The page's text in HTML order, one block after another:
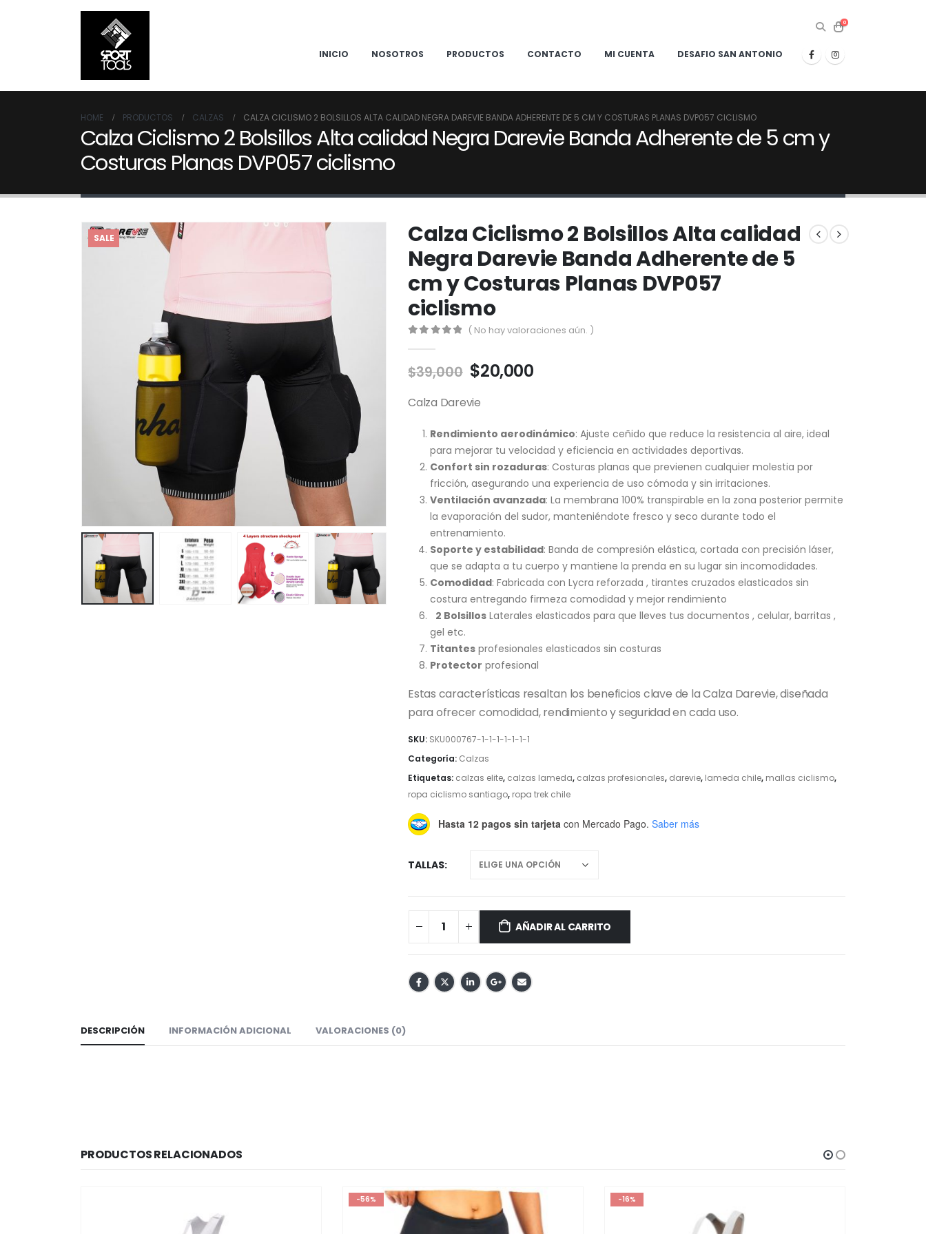
0
INICIO NOSOTROS PRODUCTOS CONTACTO MI CUENTA DESAFIO SAN ANTONIO
HOME PRODUCTOS CALZAS CALZA CICLISMO 2 BOLSILLOS ALTA CALIDAD NEGRA DAREVIE BANDA ADHERENTE DE 5 CM Y COSTURAS PLANAS DVP057 CICLISMO
Calza Ciclismo 2 Bolsillos Alta calidad Negra Darevie Banda Adherente de 5 cm y
Costuras Planas DVP057 ciclismo
SALE
Calza Ciclismo 2 Bolsillos Alta calidad
Negra Darevie Banda Adherente de 5
cm y Costuras Planas DVP057
ciclismo
( No hay valoraciones aún. )
$39,000 El
precio
original
$39,000.
$20,000El
$20,000.
Calza Darevie
Rendimiento aerodinámico: Ajuste ceñido que reduce la resistencia al aire, ideal
para mejorar tu velocidad y eficiencia en actividades deportivas.
Confort sin rozaduras: Costuras planas que previenen cualquier molestia por
fricción, asegurando una experiencia de uso cómoda y sin irritaciones.
Ventilación avanzada: La membrana 100% transpirable en la zona posterior permite
la evaporación del sudor, manteniéndote fresco y seco durante todo el
entrenamiento.
Soporte y estabilidad: Banda de compresión elástica, cortada con precisión láser,
que se adapta a tu cuerpo y mantiene la prenda en su lugar sin incomodidades.
Comodidad: Fabricada con Lycra reforzada , tirantes cruzados elasticados sin
costura entregando firmeza comodidad y mejor rendimiento
2 Bolsillos Laterales elasticados para que lleves tus documentos , celular, barritas ,
gel etc.
Titantes profesionales elasticados sin costuras
Protector profesional
Estas características resaltan los beneficios clave de la Calza Darevie, diseñada
para ofrecer comodidad, rendimiento y seguridad en cada uso.
SKU: SKU000767-1-1-1-1-1-1-1
Categoría: Calzas
Etiquetas: calzas elite, calzas lameda, calzas profesionales, darevie, lameda chile, mallas ciclismo,
ropa ciclismo santiago, ropa trek chile
Hasta 12 pagos sin tarjeta con Mercado Pago. Saber más
TALLAS
AÑADIR AL CARRITO
DESCRIPCIÓN INFORMACIÓN ADICIONAL VALORACIONES (0)
PRODUCTOS RELACIONADOS
-56% -16%